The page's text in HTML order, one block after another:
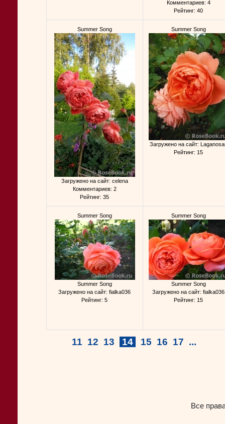
Комментариев: 4
Рейтинг: 40
Summer Song
Загружено на сайт: celena
Комментариев: 2
Рейтинг: 35
Summer Song
Загружено на сайт:
Рейтинг: 15
Summer Song
Summer Song
Загружено на сайт: fialka036
Рейтинг: 5
Summer Song
Summer Song
Загружено на сайт: fialka036
Рейтинг: 15
11 12 13 14 15 16 17 ...
Все